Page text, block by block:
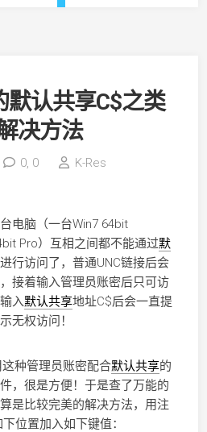
默认共享C$之类
决方法
0, 0
K-Res
电脑（一台Win7 64bit
Pro）互相之间都不能通过默
行访问了，普通UNC链接后会
接着输入管理员账密后只可访
入默认共享地址C$后会一直提
无权访问！
种管理员账密配合默认共享的
，很是方便！于是查了万能的
是比较完美的解决方法，用注
位置加入如下键值：